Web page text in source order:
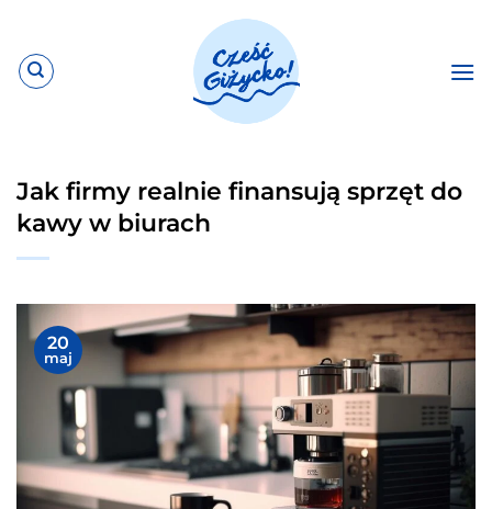
zawartości
Jak firmy realnie finansują sprzęt do
kawy w biurach
20
maj